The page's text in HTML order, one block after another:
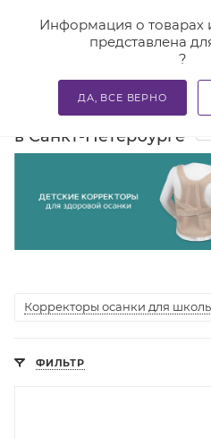
Информация о товарах
представлена
?
ДА, ВСЕ ВЕРНО
Главная — Каталог —
Корректоры осанки
в Санкт-Петербурге
Корректоры осанки для
ФИЛЬТР